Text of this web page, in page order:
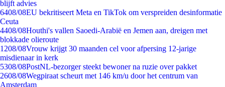
blijft advies
6408/08EU bekritiseert Meta en TikTok om verspreiden desinformatie
Ceuta
4408/08Houthi's vallen Saoedi-Arabië en Jemen aan, dreigen met
blokkade olieroute
1208/08Vrouw krijgt 30 maanden cel voor afpersing 12-jarige
misdienaar in kerk
5308/08PostNL-bezorger steekt bewoner na ruzie over pakket
2608/08Wegpiraat scheurt met 146 km/u door het centrum van
Amsterdam